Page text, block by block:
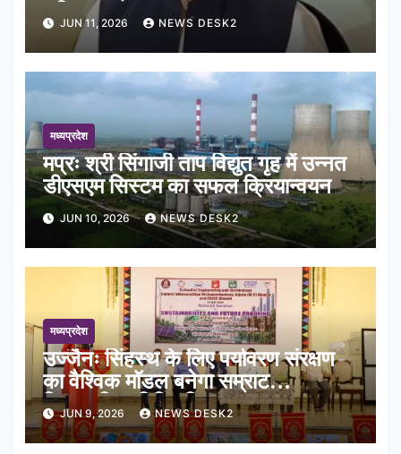
भूमिपूजन
JUN 11, 2026 NEWS DESK2
मध्यप्रदेश
मप्रः श्री सिंगाजी ताप विद्युत गृह में उन्नत
डीएसएम सिस्टम का सफल क्रियान्वयन
JUN 10, 2026 NEWS DESK2
मध्यप्रदेश
उज्जैनः सिंहस्थ के लिए पर्यावरण संरक्षण
का वैश्विक मॉडल बनेगा सम्राट
विक्रमादित्य विवि परिसर
JUN 9, 2026 NEWS DESK2